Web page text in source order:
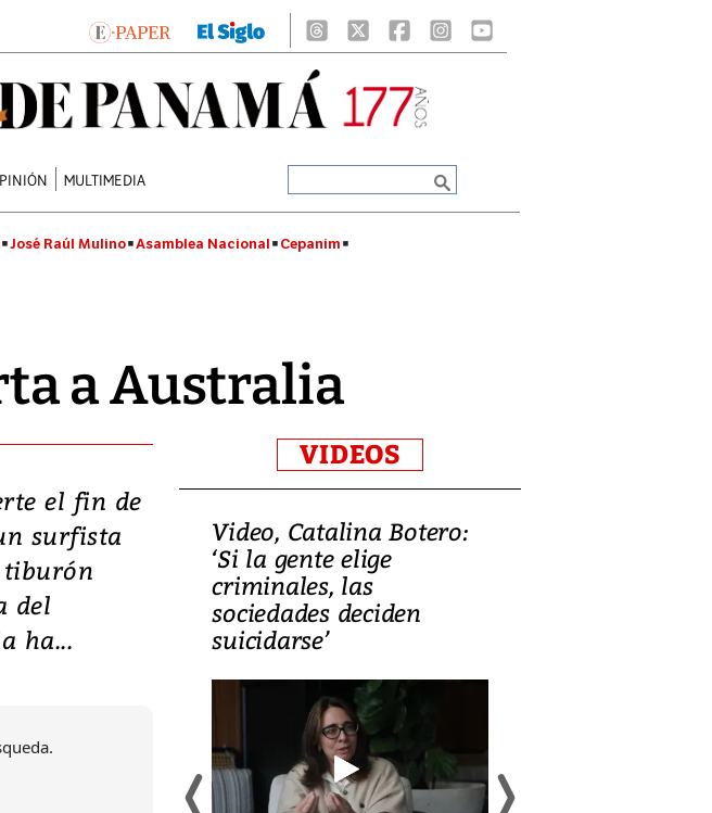
MULTIMEDIA
José Raúl Mulino Asamblea Nacional Cepanim
a Australia
el fin de
surfista
tiburón
del
ha...
VIDEOS
Terremoto
y graves
Video, Catalina Botero:
‘Si la gente elige
criminales, las
sociedades deciden
suicidarse’